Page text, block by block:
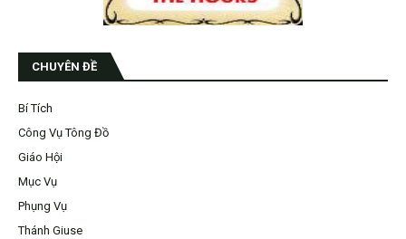
CHUYÊN ĐỀ
Bí Tích
Công Vụ Tông Đồ
Giáo Hội
Mục Vụ
Phụng Vụ
Thánh Giuse